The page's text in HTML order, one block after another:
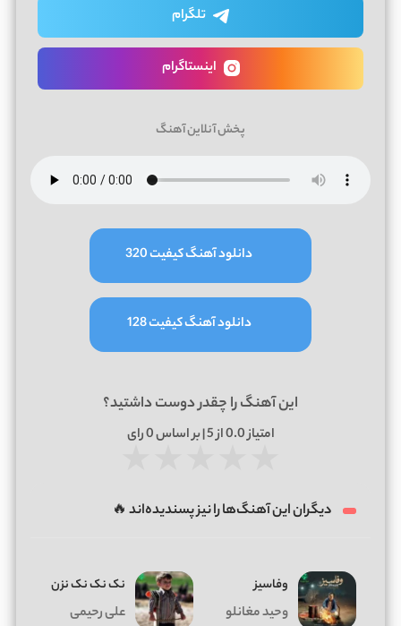
تلگرام
اینستاگرام
پخش آنلاین آهنگ
دانلود آهنگ کیفیت 320
دانلود آهنگ کیفیت 128
این آهنگ را چقدر دوست داشتید؟
امتیاز0.0از 5 | بر اساس 0رای
دیگران این آهنگ‌ها را نیز پسندیده‌اند 🔥
وفاسیز
وحید مغانلو
نک نک نک نزن
علی رحیمی